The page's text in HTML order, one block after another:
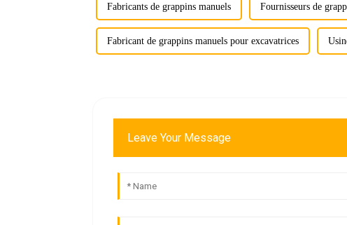
Fabricants de grappins manuels Fournisseurs de
Fabricant de grappins manuels pour excavatrices
Leave Your Message